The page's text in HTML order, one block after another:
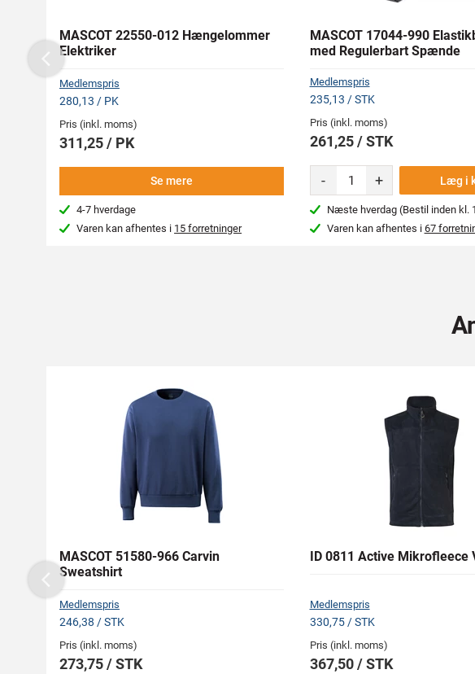
MASCOT 22550-012 Hængelommer
Elektriker
Medlemspris
280,13 / PK
Pris (inkl. moms)
311,25 / PK
Se mere
4-7 hverdage
Varen kan afhentes i 15 forretninger
MASCOT 17044-990
med Regulerbart Spænde
Medlemspris
235,13 / STK
Pris (inkl. moms)
261,25 / STK
- + Læg i
Næste hverdag (Bestil inden kl.
Varen kan afhentes i 67
Previous
MASCOT 51580-966 Carvin
Sweatshirt
Medlemspris
246,38 / STK
Pris (inkl. moms)
273,75 / STK
ID 0811 Active Mikrofleece
Medlemspris
330,75 / STK
Pris (inkl. moms)
367,50 / STK
Previous